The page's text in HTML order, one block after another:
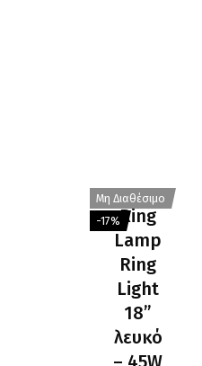
Μη Διαθέσιμο
-17%Ring
Lamp
Ring
Light
18”
λευκό
– 45W